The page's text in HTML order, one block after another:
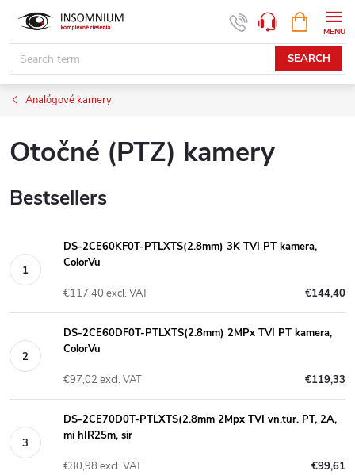
content
SEARCH
CART
Analógové kamery
Otočné (PTZ) kamery
Bestsellers
DS-2CE60KF0T-PTLXTS(2.8mm) 3K TVI PT kamera,
ColorVu
€144,40
€117,40 excl. VAT
DS-2CE60DF0T-PTLXTS(2.8mm) 2MPx TVI PT kamera,
ColorVu
€119,33
€97,02 excl. VAT
DS-2CE70D0T-PTLXTS(2.8mm 2Mpx TVI vn.tur. PT, 2A,
mi hIR25m, sir
€99,61
€80,98 excl. VAT
www.insomnium.sk - Chat